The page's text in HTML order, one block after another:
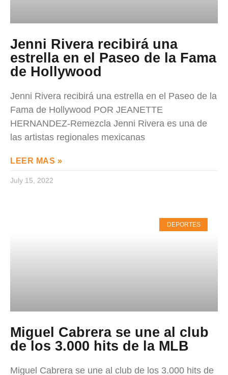
Jenni Rivera recibirá una
estrella en el Paseo de la Fama
de Hollywood
Jenni Rivera recibirá una estrella en el Paseo de la
Fama de Hollywood POR JEANETTE
HERNANDEZ-Remezcla Jenni Rivera es una de
las artistas regionales mexicanas
LEER MAS »
July 15, 2022
DEPORTES
Miguel Cabrera se une al club
de los 3.000 hits de la MLB
Miguel Cabrera se une al club de los 3.000 hits de